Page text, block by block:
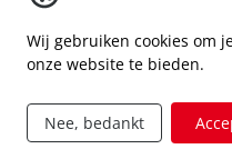
code of
aanvraag
Wij gebruiken cookies om
onze website te bieden.
Nee, bedankt